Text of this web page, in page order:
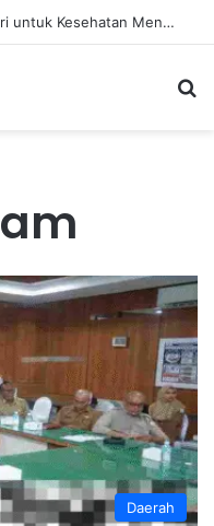
Strategi Mengatur Ekspektasi Diri untuk Kesehatan Mental yang Lebih Seimbang
Daerah